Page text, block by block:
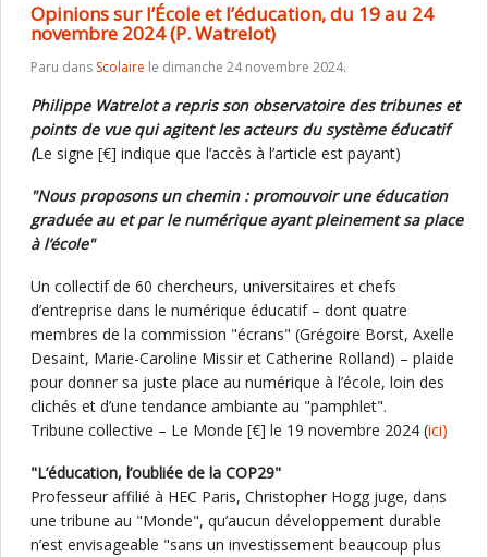
Opinions sur l’École et l’éducation, du 19 au 24
novembre 2024 (P. Watrelot)
Paru dans Scolaire le dimanche 24 novembre 2024.
Philippe Watrelot a repris son observatoire des tribunes et
points de vue qui agitent les acteurs du système éducatif
(Le signe [€] indique que l’accès à l’article est payant)
"Nous proposons un chemin : promouvoir une éducation
graduée au et par le numérique ayant pleinement sa place
à l’école"
Un collectif de 60 chercheurs, universitaires et chefs
d’entreprise dans le numérique éducatif – dont quatre
membres de la commission "écrans" (Grégoire Borst, Axelle
Desaint, Marie-Caroline Missir et Catherine Rolland) – plaide
pour donner sa juste place au numérique à l’école, loin des
clichés et d’une tendance ambiante au "pamphlet".
Tribune collective – Le Monde [€] le 19 novembre 2024 (ici)
"L’éducation, l’oubliée de la COP29"
Professeur affilié à HEC Paris, Christopher Hogg juge, dans
une tribune au "Monde", qu’aucun développement durable
n’est envisageable "sans un investissement beaucoup plus